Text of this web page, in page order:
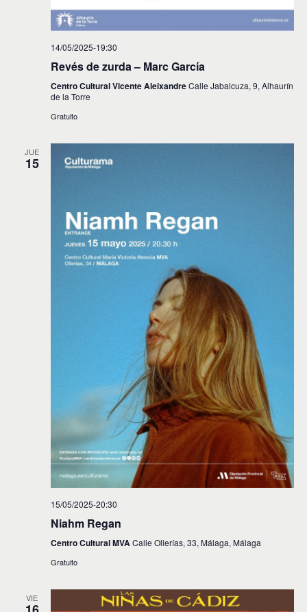
14/05/2025-19:30
Revés de zurda – Marc García
Centro Cultural Vicente AleixandreCalle Jabalcuza, 9, Alhaurín
de la Torre
Gratuito
JUE
15
15/05/2025-20:30
Niahm Regan
Centro Cultural MVACalle Ollerías, 33, Málaga, Málaga
Gratuito
VIE